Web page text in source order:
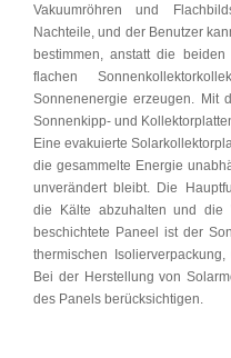
Vakuumröhren und
Nachteile, und der Benutzer
bestimmen, anstatt die
flachen
Sonnenenergie erzeugen. Mit
Sonnenkipp- und
Eine evakuierte
die gesammelte Energie
unverändert bleibt. Die
die Kälte abzuhalten und die
beschichtete Paneel ist der
thermischen
Bei der Herstellung von
des Panels berücksichtigen.